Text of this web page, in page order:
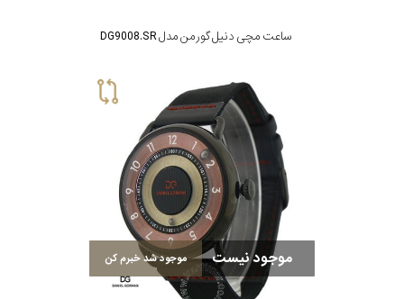
ساعت مچی دنیل گورمن مدل DG9008.SR
موجود نیست موجود شد خبرم کن